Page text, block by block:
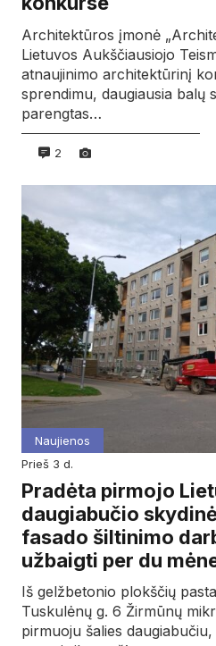
Architektūros įmonė
Lietuvos Aukščiausiojo
atnaujinimo architektūrinį
sprendimu, daugiausia balų
parengtas…
2
Naujienos
prieš 3 d.
Pradėta pirmojo
daugiabučio
fasado šiltinimo
užbaigti per du
Iš gelžbetonio plokščių
Tuskulėnų g. 6 Žirmūnų
pirmuoju šalies